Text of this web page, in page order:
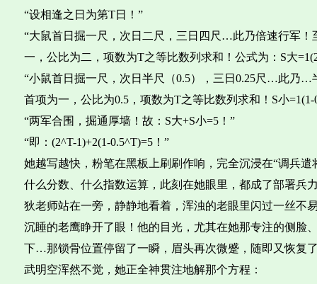
“设相逢之日为第T日！”
“大鼠首日掘一尺，次日二尺，三日四尺…此乃倍速行军
一，公比为二，项数为T之等比数列求和！公式为：S大
“小鼠首日掘一尺，次日半尺（0.5），三日0.25尺…此乃…
首项为一，公比为0.5，项数为T之等比数列求和！S小=1(1-
“两军合围，掘通厚墙！故：S大+S小=5！”
“即：(2^T-1)+2(1-0.5^T)=5！”
她越写越快，粉笔在黑板上刷刷作响，完全沉浸在“调兵遣
什么分数、什么指数运算，此刻在她眼里，都成了部署兵
狄老师站在一旁，静静地看着，浑浊的老眼里闪过一丝不
沉睡的老鹰睁开了眼！他的目光，尤其在她那专注的侧脸
下…那锁骨位置停留了一瞬，眉头再次微蹙，随即又恢复
武明空浑然不觉，她正全神贯注地解那个方程：